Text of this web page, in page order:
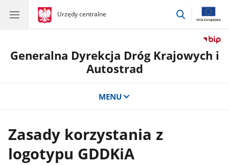
gov.pl
Urzędy centralne
gov.pl
Urzędy
przejdź
Generalna Dyrekcja Dróg Krajowych i
Autostrad
MENU
Zasady korzystania z
logotypu GDDKiA